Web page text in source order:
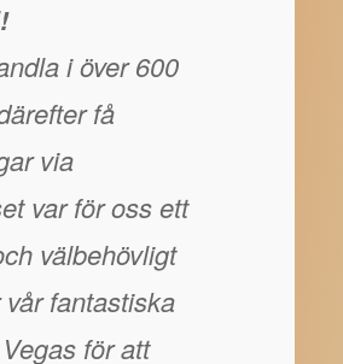
i över 600
få
via
var för oss ett
välbehövligt
fantastiska
för att